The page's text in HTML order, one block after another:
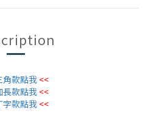
角款點我<<
長款點我 <<
字款點我 <<